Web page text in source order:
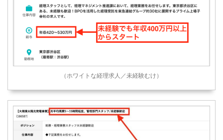
（ホワイトな経理求人／未経験むけ）